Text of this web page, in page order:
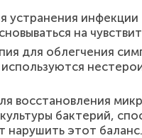
устранения инфекции
на
для облегчения
восстановления
бактерий,
этот баланс.